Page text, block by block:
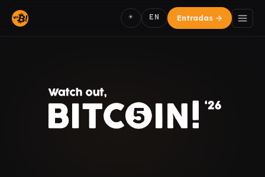
☀ EN Entradas →